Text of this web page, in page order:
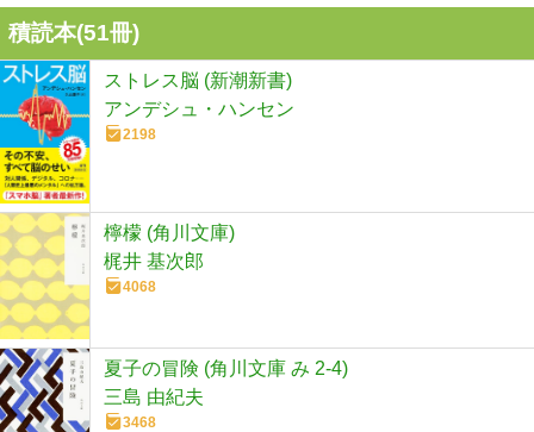
積読本(51冊)
ストレス脳 (新潮新書)
アンデシュ・ハンセン
2198
檸檬 (角川文庫)
梶井 基次郎
4068
夏子の冒険 (角川文庫 み 2-4)
三島 由紀夫
3468